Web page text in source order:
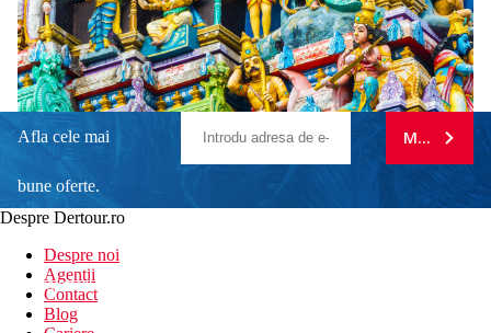
Afla cele mai
bune oferte.
newsletter!
MA
Despre Dertour.ro
Despre noi
Agentii
Contact
Blog